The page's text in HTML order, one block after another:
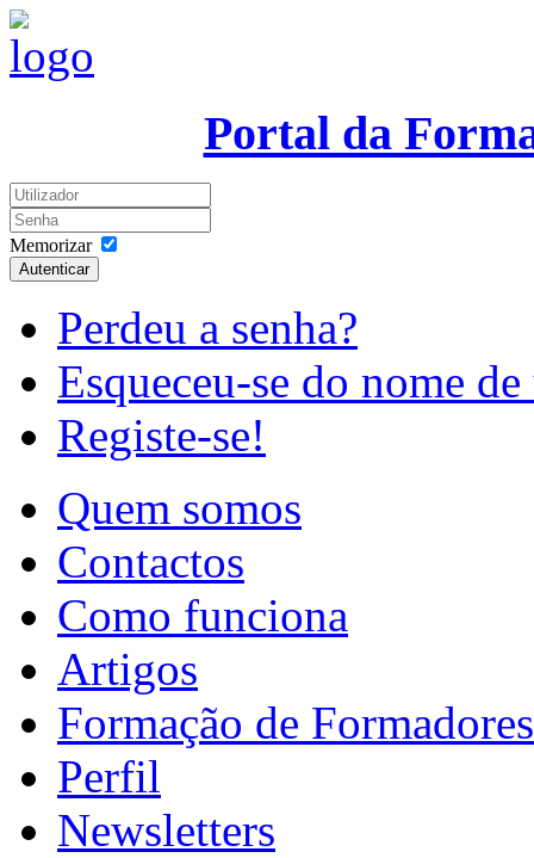
Portal da
Memorizar
Autenticar
Perdeu a senha?
Esqueceu-se do nome
Registe-se!
Quem somos
Contactos
Como funciona
Artigos
Formação de Formadores
Perfil
Newsletters